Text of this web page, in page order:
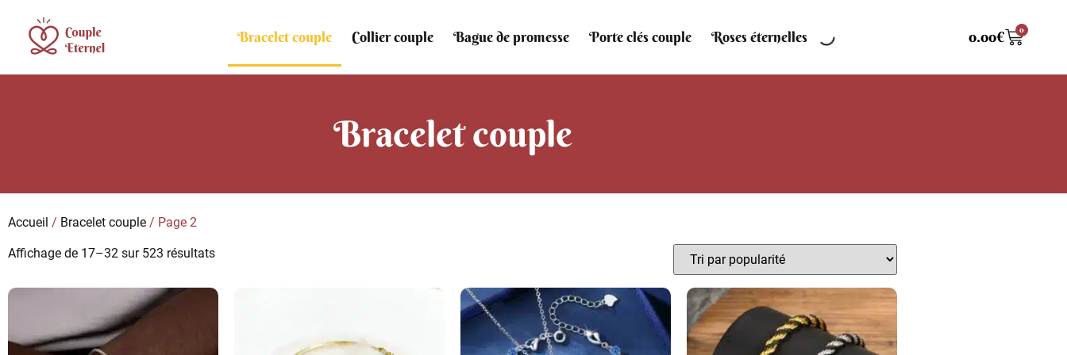
Bracelet couple Collier couple Bague de promesse Porte clés couple Roses éternelles 0.00€ 0
Bracelet couple
Accueil / Bracelet couple / Page 2
Affichage de 17–32 sur 523 résultats